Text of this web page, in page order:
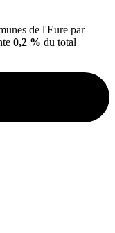
de l'Eure par
0,2 % du total